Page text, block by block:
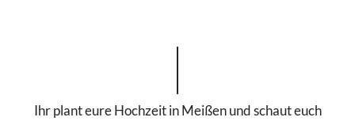
Ihr plant eure Hochzeit in Meißen und schaut euch